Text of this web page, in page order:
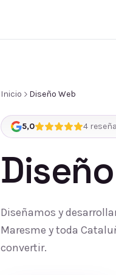
Inicio Diseño Web
5,0 4
Diseñamos y
Maresme y toda
convertir.